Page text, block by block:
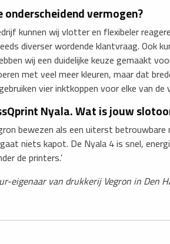
vermogen?
kunnen wij vlotter en flexibeler
diverser wordende klantvraag. Ook
wij een duidelijke keuze gemaakt
met veel meer kleuren, maar dat
vier inktkoppen voor elke van de
Nyala. Wat is jouw
bewezen als een uiterst betrouwbare
niets kapot. De Nyala 4 is snel,
de printers.’
eigenaar van drukkerij Vegron in Den